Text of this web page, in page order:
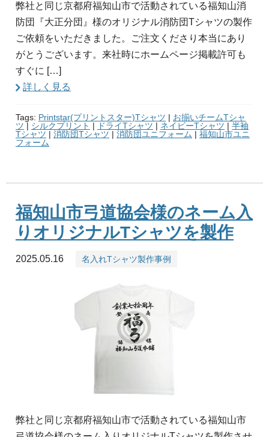
弊社と同じ京都府福知山市で活動されている福知山消
防団『大正分団』様のオリジナル消防団Tシャツの製作
ご依頼をいただきました。ご注文くださり本当にあり
がとうございます。来社時にホームページ掲載許可も
すぐに […]
詳しく見る
Tags: Printstar(プリントスター)Tシャツ | お揃いチームTシャ
ツ | シルクプリント | ドライTシャツ | ネイビーTシャツ | 半袖
Tシャツ | 消防団Tシャツ | 消防団ユニフォーム | 福知山市ユニ
フォーム
福知山市弓道協会様のネーム入
りオリジナルTシャツを製作
2025.05.16 名入れTシャツ製作事例
弊社と同じ京都府福知山市で活動されている福知山市